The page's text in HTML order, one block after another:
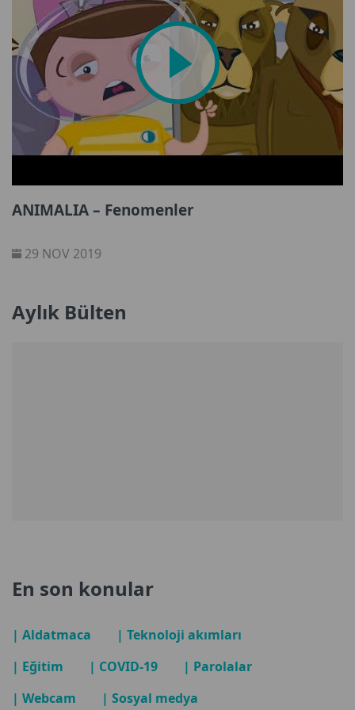
ANIMALIA – Fenomenler
29 NOV 2019
Aylık Bülten
En son konular
| Aldatmaca
| Teknoloji akımları
| Eğitim
| COVID-19
| Parolalar
| Webcam
| Sosyal medya